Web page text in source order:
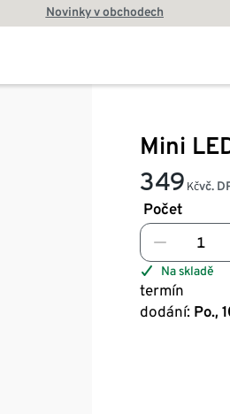
Novinky v obchodech
Mini
349 Kčvč.
Počet
Na skladě
termín
dodání: Po.,